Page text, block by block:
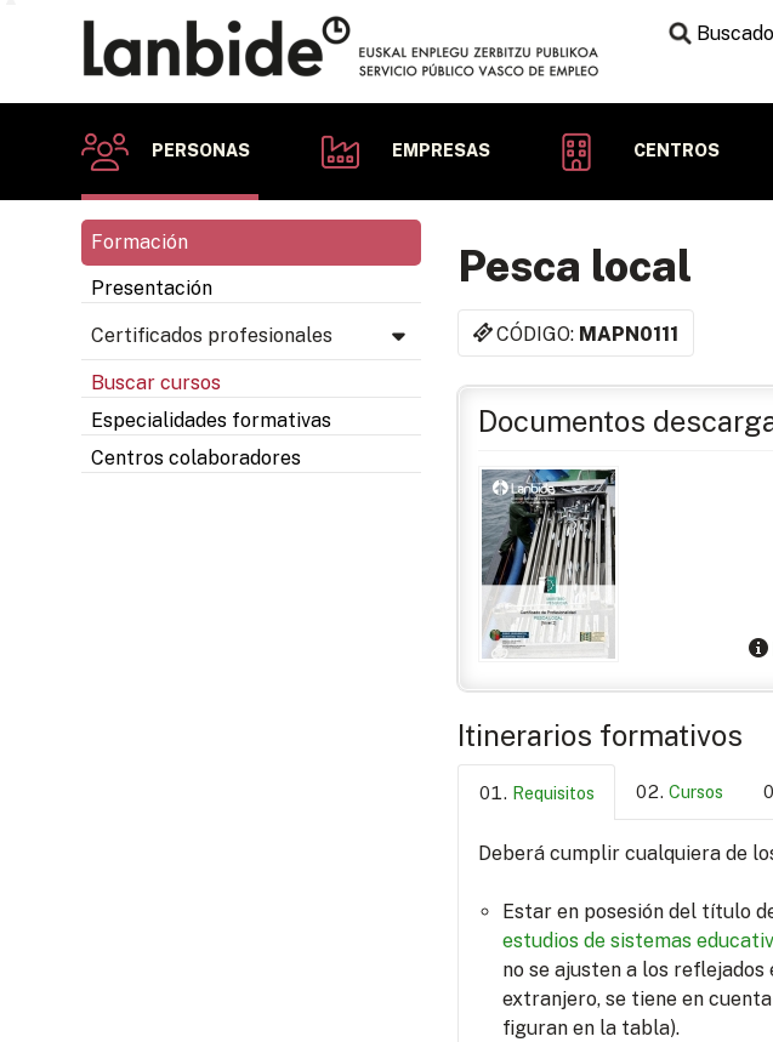
PERSONAS EMPRESAS CENTROS
Formación
Presentación
Certificados profesionales
Buscar cursos
Especialidades formativas
Centros colaboradores
Pesca local
CÓDIGO: MAPN0111
Documentos
Itinerarios formativos
Requisitos Cursos
Deberá cumplir cualquiera de
Estar en posesión del título
estudios de sistemas
no se ajusten a los
extranjero, se tiene en
figuran en la tabla).